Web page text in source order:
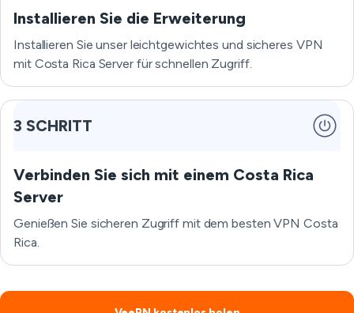
Installieren Sie die Erweiterung
Installieren Sie unser leichtgewichtes und sicheres VPN
mit Costa Rica Server für schnellen Zugriff.
3 SCHRITT
Verbinden Sie sich mit einem Costa Rica
Server
Genießen Sie sicheren Zugriff mit dem besten VPN Costa
Rica.